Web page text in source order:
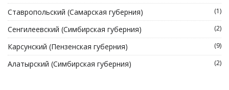
Ставропольский (Самарская губерния) (1)
Сенгилеевский (Симбирская губерния) (2)
Карсунский (Пензенская губерния) (9)
Алатырский (Симбирская губерния) (2)